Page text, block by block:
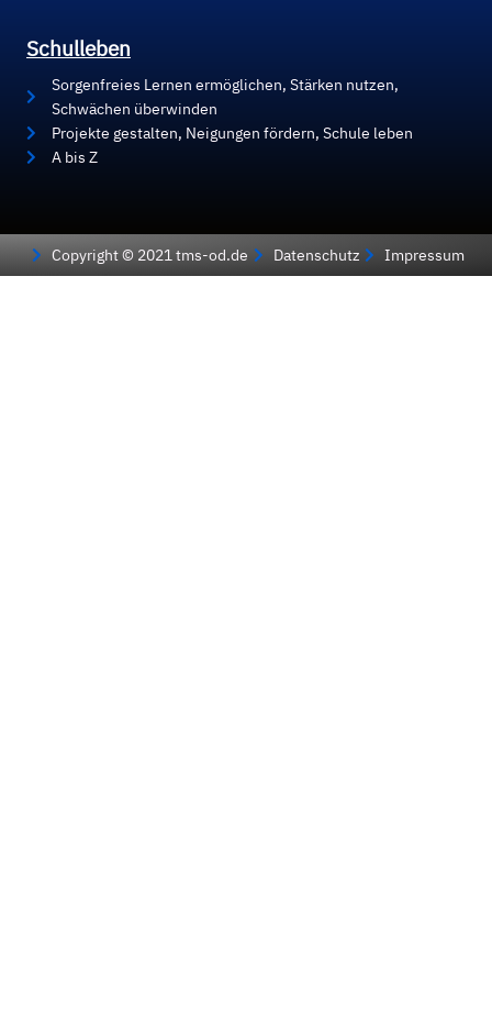
Schulleben
Sorgenfreies Lernen ermöglichen, Stärken nutzen,
Schwächen überwinden
Projekte gestalten, Neigungen fördern, Schule leben
A bis Z
Copyright © 2021 tms-od.de Datenschutz Impressum